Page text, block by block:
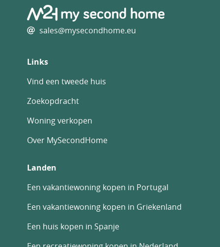
sales@mysecondhome.eu
Links
Vind een tweede huis
Zoekopdracht
Woning verkopen
Over MySecondHome
Landen
Een vakantiewoning kopen in Portugal
Een vakantiewoning kopen in Griekenland
Een huis kopen in Spanje